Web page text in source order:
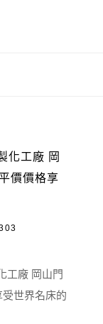
化工廠 岡
價價格享